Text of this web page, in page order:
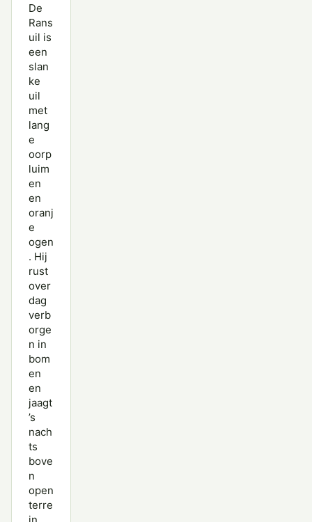
De
Rans
uil is
een
slan
ke
uil
met
lang
e
oorp
luim
en
en
oranj
e
ogen
. Hij
rust
over
dag
verb
orge
n in
bom
en
en
jaagt
’s
nach
ts
bove
n
open
terre